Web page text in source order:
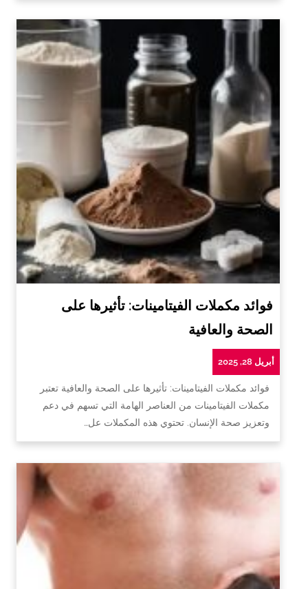
فوائد مكملات الفيتامينات: تأثيرها على
الصحة والعافية
أبريل 28, 2025
فوائد مكملات الفيتامينات: تأثيرها على الصحة والعافية تعتبر
مكملات الفيتامينات من العناصر الهامة التي تسهم في دعم
وتعزيز صحة الإنسان. تحتوي هذه المكملات عل…